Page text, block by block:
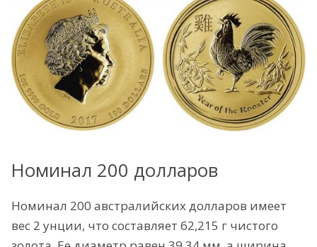
Номинал 200 долларов
Номинал 200 австралийских долларов имеет
вес 2 унции, что составляет 62,215 г чистого